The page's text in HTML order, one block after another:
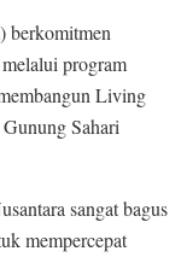
berkomitmen
program
Living
Sahari
sangat bagus
mempercepat